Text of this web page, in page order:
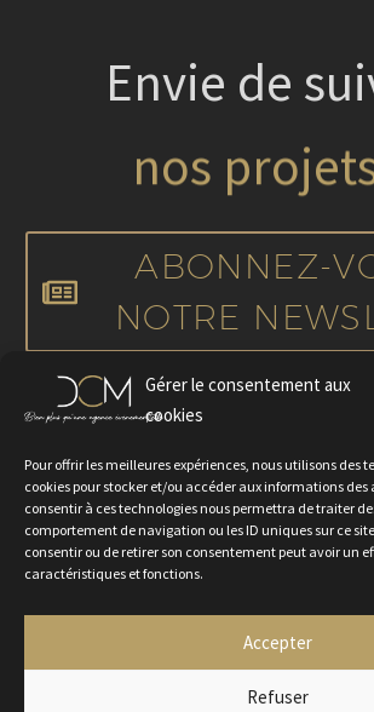
Gérer le consentement aux
cookies
Pour offrir les meilleures expériences, nous utilisons des
cookies pour stocker et/ou accéder aux informations des
consentir à ces technologies nous permettra de traiter
comportement de navigation ou les ID uniques sur ce
consentir ou de retirer son consentement peut avoir un
caractéristiques et fonctions.
Accepter
Refuser
Envie de
nos
ABONNEZ-
NOTRE
Politique de confidentialité Mentions